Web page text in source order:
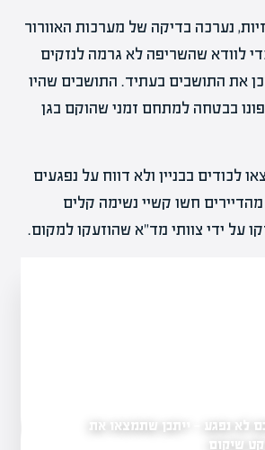
נערכה בדיקה של מערכות האוורור
לוודא שהשריפה לא גרמה לנזקים
את התושבים בעתיד. התושבים שהיו
בבטחה למתחם זמני שהוקם בגן
לכודים בבניין ולא דווח על נפגעים
חשו קשיי נשימה קלים
על ידי צוותי מד"א שהוזעקו למקום.
לא נפגע — ייתכן שתמצאו את
שיקום
ליקויי בנייה: פסיקה